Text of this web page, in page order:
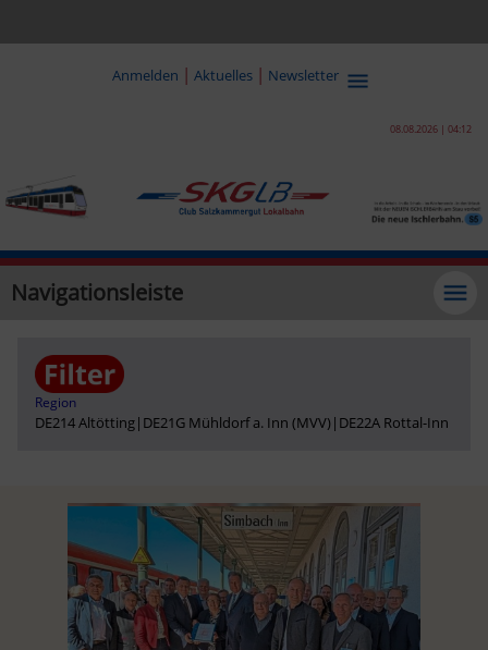
Anmelden | Aktuelles | Newsletter
08.08.2026 | 04:12
Navigationsleiste
Region
DE214 Altötting| DE21G Mühldorf a. Inn (MVV) | DE22A Rottal-Inn